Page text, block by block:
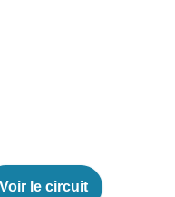
Voir le circuit